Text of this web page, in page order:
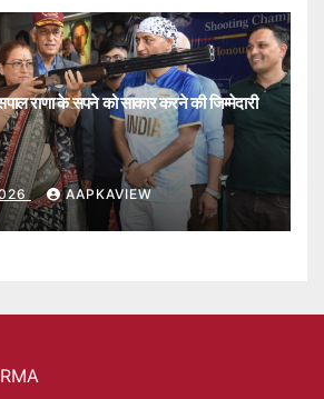
राणा के सपने को साकार करने की जिम्मेदारी
AAPKAVIEW